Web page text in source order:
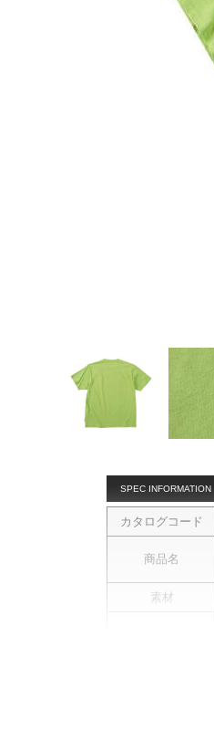
SPEC INFORMATION
カタログコード
商品名
素材